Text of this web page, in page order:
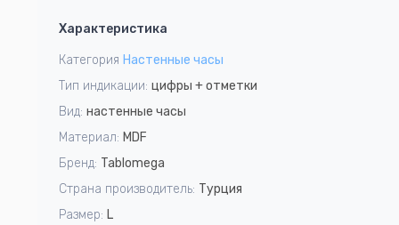
1
Характеристика
Категория Настенные часы
Тип индикации: цифры + отметки
Вид: настенные часы
Материал: MDF
Бренд: Tablomega
Страна производитель: Турция
Размер: L